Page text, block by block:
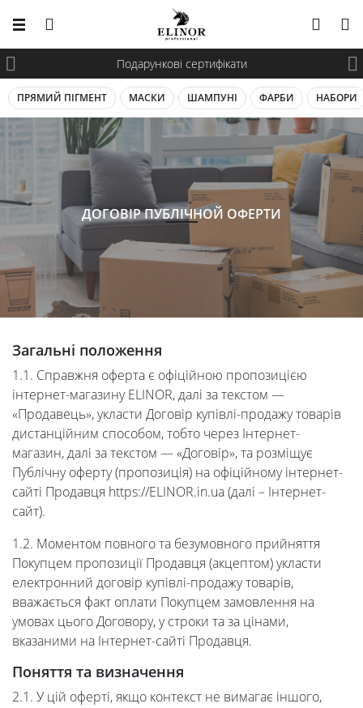
Подарункові сертифікати
ПРЯМИЙ ПІГМЕНТ МАСКИ ШАМПУНІ ФАРБИ НАБОРИ
ДОГОВІР ПУБЛІЧНОЙ ОФЕРТИ
Загальні положення
1.1. Справжня оферта є офіційною пропозицією
інтернет-магазину ELINOR, далі за текстом —
«Продавець», укласти Договір купівлі-продажу товарів
дистанційним способом, тобто через Інтернет-
магазин, далі за текстом — «Договір», та розміщує
Публічну оферту (пропозиція) на офіційному інтернет-
сайті Продавця https://ELINOR.in.ua (далі – Інтернет-
сайт).
1.2. Моментом повного та безумовного прийняття
Покупцем пропозиції Продавця (акцептом) укласти
електронний договір купівлі-продажу товарів,
вважається факт оплати Покупцем замовлення на
умовах цього Договору, у строки та за цінами,
вказаними на Інтернет-сайті Продавця.
Поняття та визначення
2.1. У цій оферті, якщо контекст не вимагає іншого,